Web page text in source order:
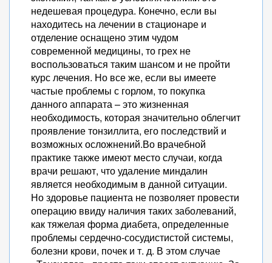
недешевая процедура. Конечно, если вы
находитесь на лечении в стационаре и
отделение оснащено этим чудом
современной медицины, то грех не
воспользоваться таким шансом и не пройти
курс лечения. Но все же, если вы имеете
частые проблемы с горлом, то покупка
данного аппарата – это жизненная
необходимость, которая значительно облегчит
проявление тонзиллита, его последствий и
возможных осложнений.Во врачебной
практике также имеют место случаи, когда
врачи решают, что удаление миндалин
является необходимым в данной ситуации.
Но здоровье пациента не позволяет провести
операцию ввиду наличия таких заболеваний,
как тяжелая форма диабета, определенные
проблемы сердечно-сосудистистой системы,
болезни крови, почек и т. д. В этом случае